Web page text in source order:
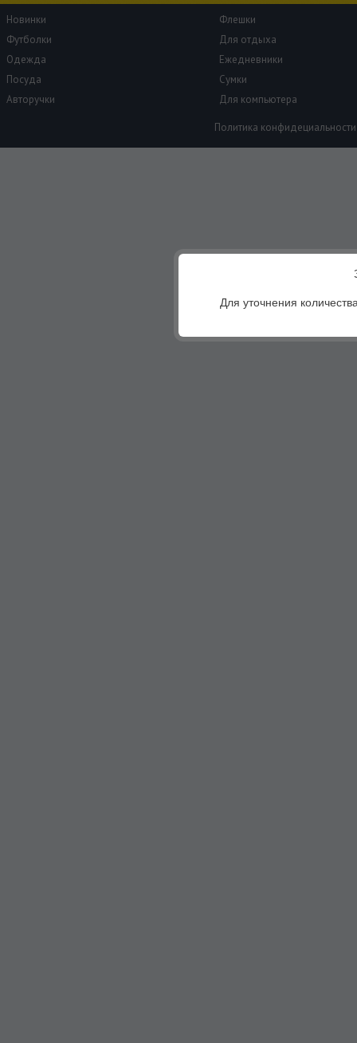
Новинки
Флешки
Футболки
Для отдыха
Одежда
Ежедневники
Посуда
Сумки
Авторучки
Для компьютера
Политика конфидециальности
Для уточнения